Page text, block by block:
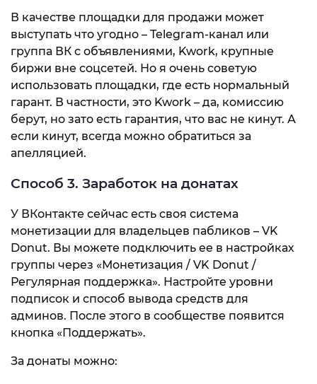
В качестве площадки для продажи может
выступать что угодно – Telegram-канал или
группа ВК с объявлениями, Kwork, крупные
биржи вне соцсетей. Но я очень советую
использовать площадки, где есть нормальный
гарант. В частности, это Kwork – да, комиссию
берут, но зато есть гарантия, что вас не кинут. А
если кинут, всегда можно обратиться за
апелляцией.
Способ 3. Заработок на донатах
У ВКонтакте сейчас есть своя система
монетизации для владельцев пабликов – VK
Donut. Вы можете подключить ее в настройках
группы через «Монетизация / VK Donut /
Регулярная поддержка». Настройте уровни
подписок и способ вывода средств для
админов. После этого в сообществе появится
кнопка «Поддержать».
За донаты можно: